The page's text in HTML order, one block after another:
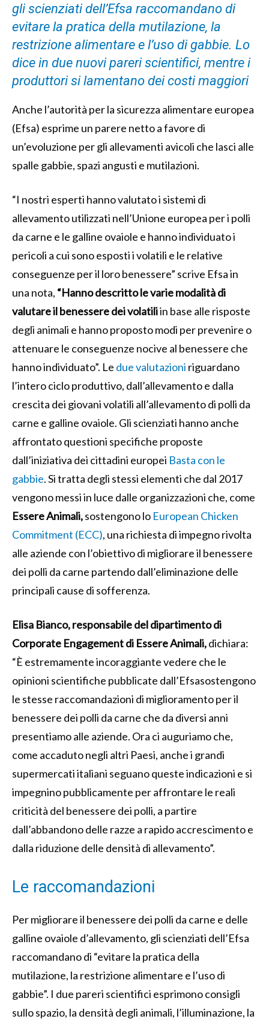
gli scienziati dell’Efsa raccomandano di
evitare la pratica della mutilazione, la
restrizione alimentare e l’uso di gabbie. Lo
dice in due nuovi pareri scientifici, mentre i
produttori si lamentano dei costi maggiori
Anche l’autorità per la sicurezza alimentare europea
(Efsa) esprime un parere netto a favore di
un’evoluzione per gli allevamenti avicoli che lasci alle
spalle gabbie, spazi angusti e mutilazioni.
“I nostri esperti hanno valutato i sistemi di
allevamento utilizzati nell’Unione europea per i polli
da carne e le galline ovaiole e hanno individuato i
pericoli a cui sono esposti i volatili e le relative
conseguenze per il loro benessere” scrive Efsa in
una nota, “Hanno descritto le varie modalità di
valutare il benessere dei volatiliin base alle risposte
degli animali e hanno proposto modi per prevenire o
attenuare le conseguenze nocive al benessere che
hanno individuato”. Le due valutazioni riguardano
l’intero ciclo produttivo, dall’allevamento e dalla
crescita dei giovani volatili all’allevamento di polli da
carne e galline ovaiole. Gli scienziati hanno anche
affrontato questioni specifiche proposte
dall’iniziativa dei cittadini europei Basta con le
gabbie. Si tratta degli stessi elementi che dal 2017
vengono messi in luce dalle organizzazioni che, come
Essere Animali,sostengono lo European Chicken
Commitment (ECC), una richiesta di impegno rivolta
alle aziende con l’obiettivo di migliorare il benessere
dei polli da carne partendo dall’eliminazione delle
principali cause di sofferenza.
Elisa Bianco, responsabile del dipartimento di
Corporate Engagement di Essere Animali,dichiara:
“È estremamente incoraggiante vedere che le
opinioni scientifiche pubblicate dall’Efsasostengono
le stesse raccomandazioni di miglioramento per il
benessere dei polli da carne che da diversi anni
presentiamo alle aziende. Ora ci auguriamo che,
come accaduto negli altri Paesi, anche i grandi
supermercati italiani seguano queste indicazioni e si
impegnino pubblicamente per affrontare le reali
criticità del benessere dei polli, a partire
dall’abbandono delle razze a rapido accrescimento e
dalla riduzione delle densità di allevamento”.
Le raccomandazioni
Per migliorare il benessere dei polli da carne e delle
galline ovaiole d’allevamento, gli scienziati dell’Efsa
raccomandano di “evitare la pratica della
mutilazione, la restrizione alimentare e l’uso di
gabbie”. I due pareri scientifici esprimono consigli
sullo spazio, la densità degli animali, l’illuminazione, la